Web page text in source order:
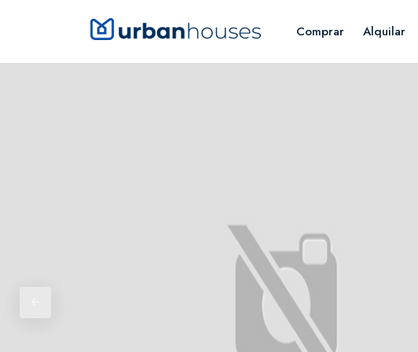
Comprar Alquilar